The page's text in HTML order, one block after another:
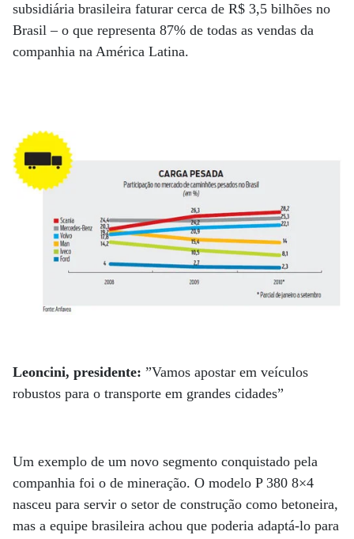
subsidiária brasileira faturar cerca de R$ 3,5 bilhões no
Brasil – o que representa 87% de todas as vendas da
companhia na América Latina.
Leoncini, presidente: ”Vamos apostar em veículos
robustos para o transporte em grandes cidades”
Um exemplo de um novo segmento conquistado pela
companhia foi o de mineração. O modelo P 380 8×4
nasceu para servir o setor de construção como betoneira,
mas a equipe brasileira achou que poderia adaptá-lo para